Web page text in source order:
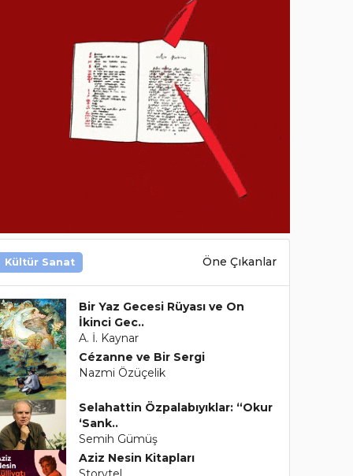
Kültür Sanat Öne Çıkanlar
Bir Yaz Gecesi Rüyası ve On
İkinci Gec..
A. İ. Kaynar
Cézanne ve Bir Sergi
Nazmi Özüçelik
Selahattin Özpalabıyıklar: “Okur
‘Sank..
Semih Gümüş
Aziz Nesin Kitapları